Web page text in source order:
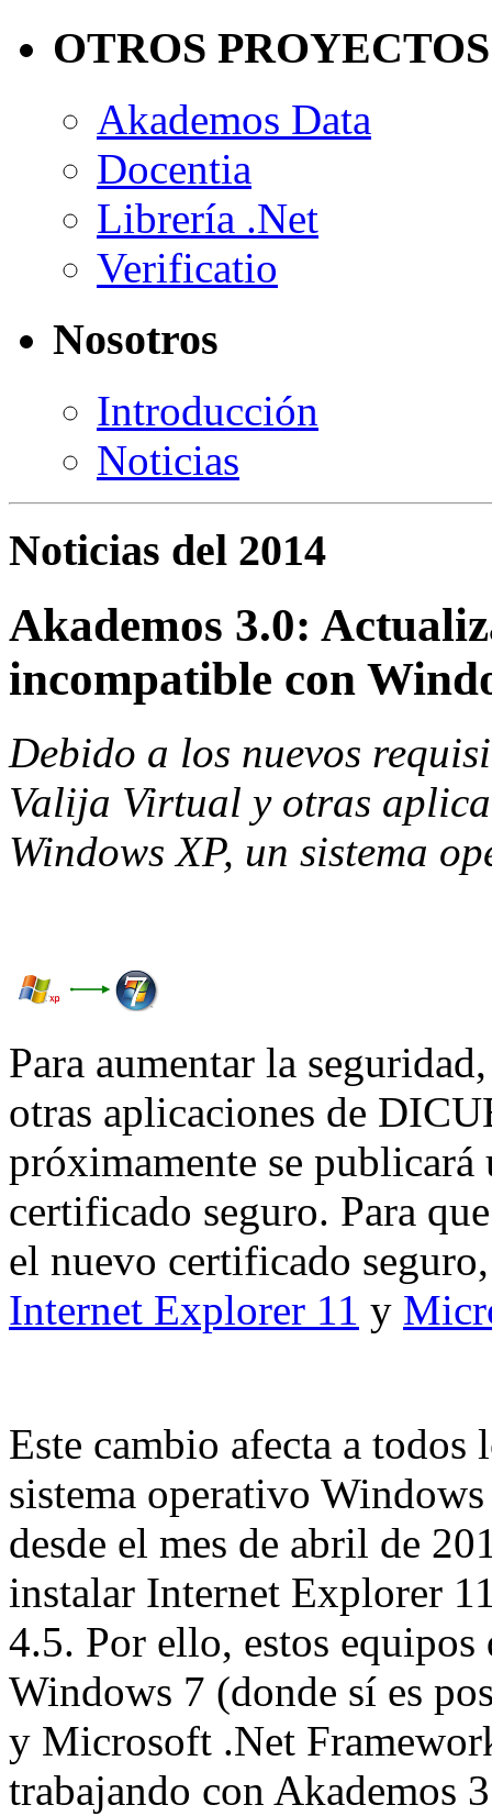
OTROS PROYECTOS
Akademos Data
Docentia
Librería .Net
Verificatio
Nosotros
Introducción
Noticias
Noticias del 2014
Akademos 3.0:
incompatible con
Debido a los nuevos
Valija Virtual y otras
Windows XP, un sistema
Para aumentar la
otras aplicaciones de
próximamente se
certificado seguro. Para
el nuevo certificado
Internet Explorer 11 y
Este cambio afecta a todos
sistema operativo
desde el mes de abril de
instalar Internet Explorer
4.5. Por ello, estos equipos
Windows 7 (donde sí es
y Microsoft .Net
trabajando con Akademos